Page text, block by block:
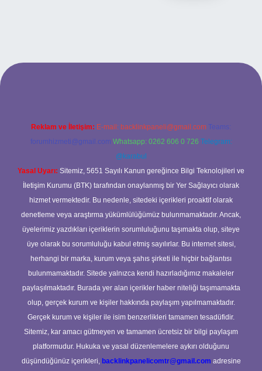
giriş
Reklam ve İletişim: E-mail: backlinkpaneli@gmail.com Teams:
forumhizmeti@gmail.com Whatsapp: 0262 606 0 726 Telegram:
@karabul
Yasal Uyarı: Sitemiz, 5651 Sayılı Kanun gereğince Bilgi Teknolojileri ve
İletişim Kurumu (BTK) tarafından onaylanmış bir Yer Sağlayıcı olarak
hizmet vermektedir. Bu nedenle, sitedeki içerikleri proaktif olarak
denetleme veya araştırma yükümlülüğümüz bulunmamaktadır. Ancak,
üyelerimiz yazdıkları içeriklerin sorumluluğunu taşımakta olup, siteye
üye olarak bu sorumluluğu kabul etmiş sayılırlar. Bu internet sitesi,
herhangi bir marka, kurum veya şahıs şirketi ile hiçbir bağlantısı
bulunmamaktadır. Sitede yalnızca kendi hazırladığımız makaleler
paylaşılmaktadır. Burada yer alan içerikler haber niteliği taşımamakta
olup, gerçek kurum ve kişiler hakkında paylaşım yapılmamaktadır.
Gerçek kurum ve kişiler ile isim benzerlikleri tamamen tesadüfidir.
Sitemiz, kar amacı gütmeyen ve tamamen ücretsiz bir bilgi paylaşım
platformudur. Hukuka ve yasal düzenlemelere aykırı olduğunu
düşündüğünüz içerikleri, backlinkpanelicomtr@gmail.com adresine